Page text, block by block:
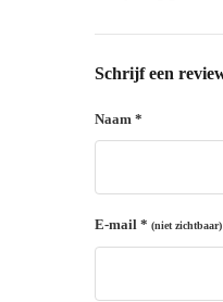
Gratis
De
Lees hier meer..
Schrijf een
Naam *
E-mail * (niet zichtbaar)